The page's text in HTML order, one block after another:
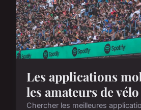
Les applications
les amateurs de
Chercher les meilleures